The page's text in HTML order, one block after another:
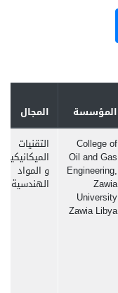
المؤسسة
المجال
College of
Oil and Gas
Engineering,
Zawia
University
Zawia Libya
التقنيات
الميكانيكية
و المواد
الهندسية